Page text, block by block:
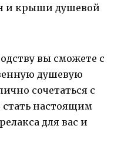
и крыши душевой
вы сможете с
душевую
сочетаться с
настоящим
для вас и